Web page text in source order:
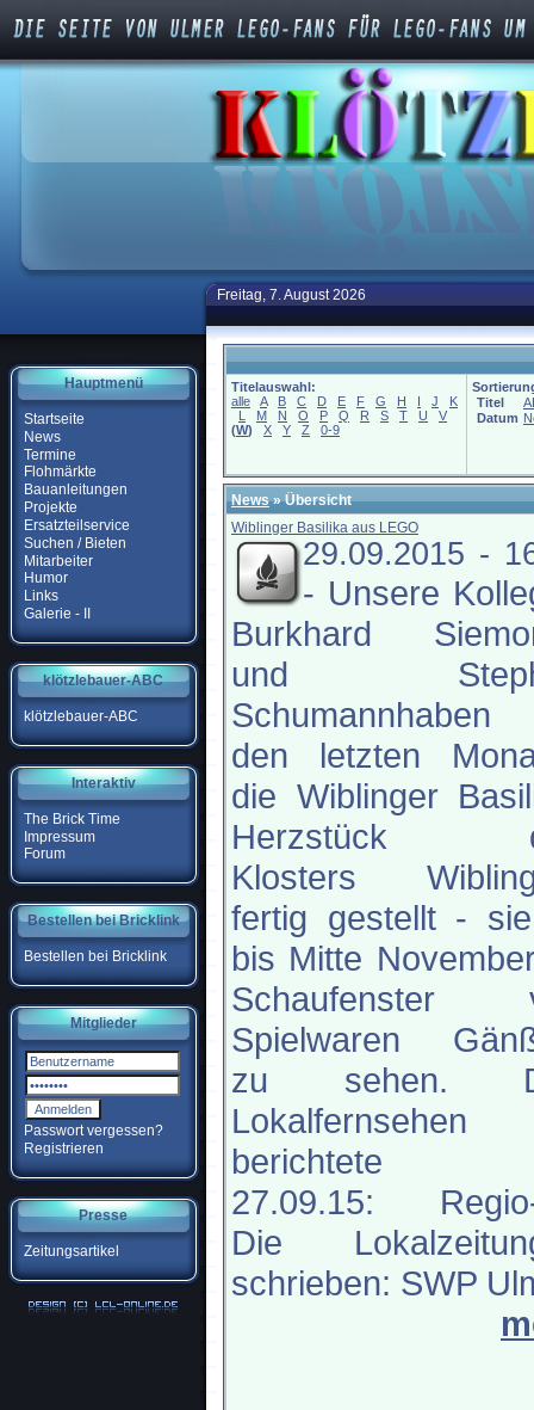
Hauptmenü
Startseite
News
Termine
Flohmärkte
Bauanleitungen
Projekte
Ersatzteilservice
Suchen / Bieten
Mitarbeiter
Humor
Links
Galerie - II
klötzlebauer-ABC
klötzlebauer-ABC
Interaktiv
The Brick Time
Impressum
Forum
Bestellen bei Bricklink
Bestellen bei Bricklink
Mitglieder
Passwort vergessen?
Registrieren
Presse
Zeitungsartikel
Freitag, 7. August 2026
Titelauswahl:
alle
A B C D E F G H I J
K
L
M N O P Q R S T U
V
(W) X Y Z 0-9
Titel
Datum
News» Übersicht
Wiblinger Basilika aus LEGO
29.09.2015 -
- Unsere
Burkhard
und
den letzten
die Wiblinger
Herzstück
Klosters
fertig gestellt -
bis Mitte
Schaufenster
Spielwaren
zu sehen.
Lokalfernsehen
berichtete
27.09.15:
Die
schrieben: SWP